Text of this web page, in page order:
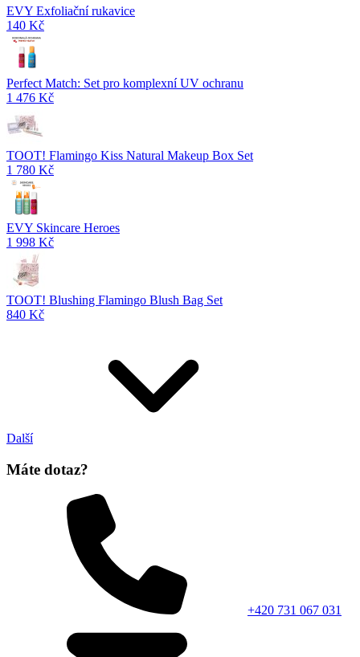
EVY Exfoliační rukavice
140 Kč
Perfect Match: Set pro komplexní UV ochranu
1 476 Kč
TOOT! Flamingo Kiss Natural Makeup Box Set
1 780 Kč
EVY Skincare Heroes
1 998 Kč
TOOT! Blushing Flamingo Blush Bag Set
840 Kč
Další
Máte dotaz?
+420 731 067 031